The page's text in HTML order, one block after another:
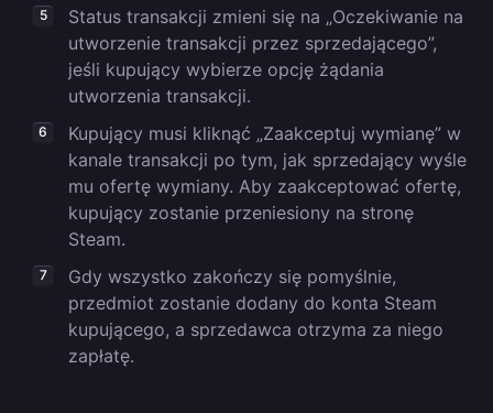
Status transakcji zmieni się na „Oczekiwanie na
utworzenie transakcji przez sprzedającego”,
jeśli kupujący wybierze opcję żądania
utworzenia transakcji.
Kupujący musi kliknąć „Zaakceptuj wymianę” w
kanale transakcji po tym, jak sprzedający wyśle
​​mu ofertę wymiany. Aby zaakceptować ofertę,
kupujący zostanie przeniesiony na stronę
Steam.
Gdy wszystko zakończy się pomyślnie,
przedmiot zostanie dodany do konta Steam
kupującego, a sprzedawca otrzyma za niego
zapłatę.